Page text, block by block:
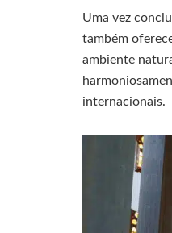
Uma vez
também
ambiente
internacionais.